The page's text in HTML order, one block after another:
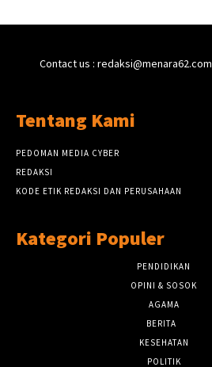
Contact us : redaksi@menara62.com
Tentang Kami
PEDOMAN MEDIA CYBER
REDAKSI
KODE ETIK REDAKSI DAN PERUSAHAAN
Kategori Populer
PENDIDIKAN
OPINI & SOSOK
AGAMA
BERITA
KESEHATAN
POLITIK